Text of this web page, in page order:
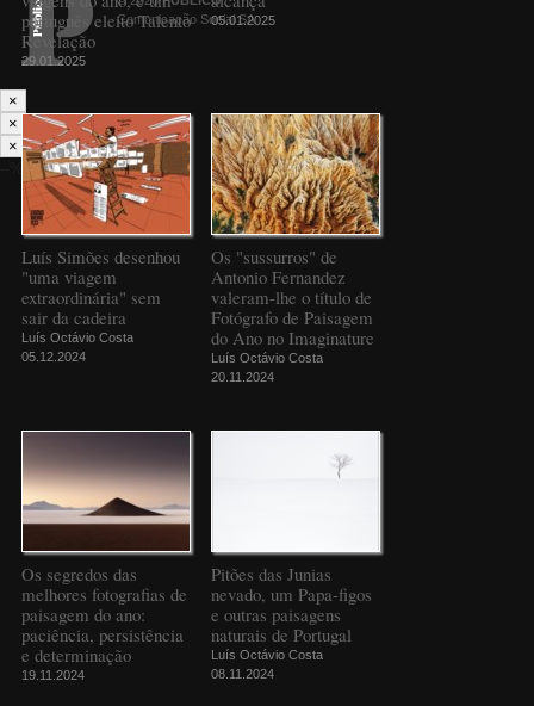
português eleito Talento
Revelação
29.01.2025
05.01.2025
Luís Simões desenhou
"uma viagem
extraordinária" sem
sair da cadeira
Luís Octávio Costa
05.12.2024
Os "sussurros" de
Antonio Fernandez
valeram-lhe o título de
Fotógrafo de Paisagem
do Ano no Imaginature
Luís Octávio Costa
20.11.2024
Os segredos das
melhores fotografias de
paisagem do ano:
paciência, persistência
e determinação
19.11.2024
Pitões das Junias
nevado, um Papa-figos
e outras paisagens
naturais de Portugal
Luís Octávio Costa
08.11.2024
Comunicação Social SA
×
×
×
--%>